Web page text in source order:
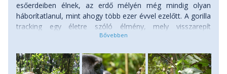
esőerdeiben élnek, az erdő mélyén még mindig olyan
háborítatlanul, mint ahogy több ezer évvel ezelőtt. A gorilla
tracking egy életre szóló élmény, mely visszarepít
bennünket egy kicsit a múltba, amikor még ezek az óriások
ezeknek az emberszabásúaknak az életébe. Az ugandai
vezető egy rövid bemutatást tart a tracking szabályairól és